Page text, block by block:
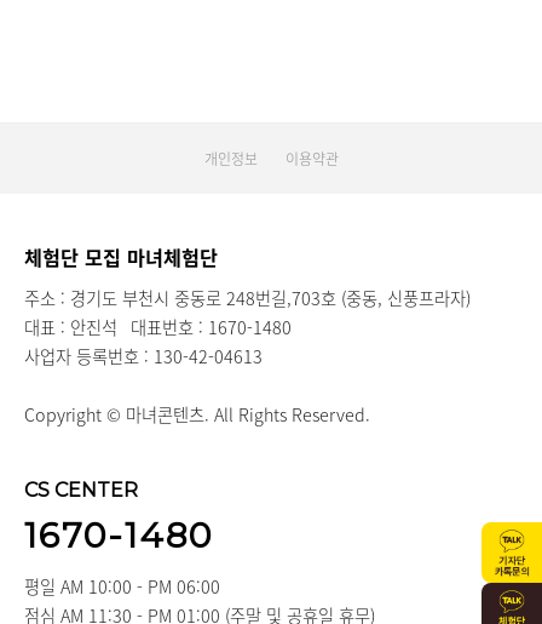
개인정보 이용약관
체험단 모집 마녀체험단
주소 : 경기도 부천시 중동로 248번길,703호 (중동, 신풍프라자)
대표 : 안진석 대표번호 : 1670-1480
사업자 등록번호 : 130-42-04613
Copyright © 마녀콘텐츠. All Rights Reserved.
CS CENTER
1670-1480
평일 AM 10:00 - PM 06:00
점심 AM 11:30 - PM 01:00 (주말 및 공휴일 휴무)